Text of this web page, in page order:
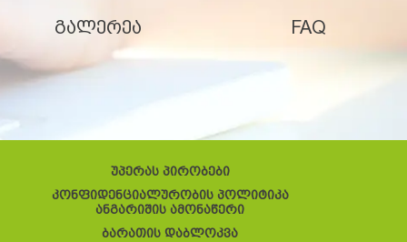
გალერეა FAQ
უპერას პირობები
კონფიდენციალურობის პოლიტიკა
ანგარიშის ამონაწერი
ბარათის დაბლოკვა